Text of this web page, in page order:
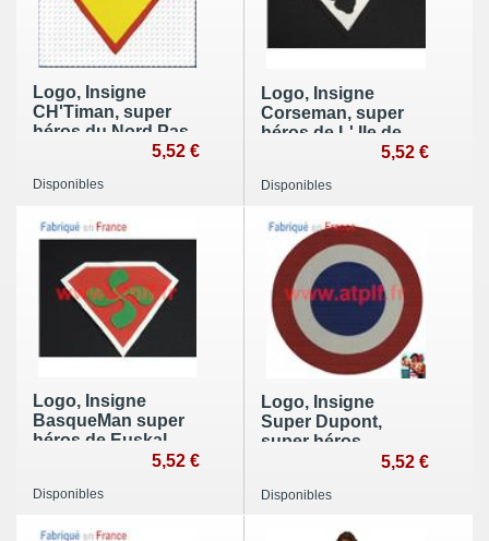
Logo, Insigne
CH'Timan, super
héros du Nord Pas
5,52 €
Disponibles
Logo, Insigne
Corseman, super
héros de L' Ile de
5,52 €
Disponibles
Logo, Insigne
BasqueMan super
héros de Euskal
5,52 €
Disponibles
Logo, Insigne
Super Dupont,
super héros
5,52 €
Disponibles